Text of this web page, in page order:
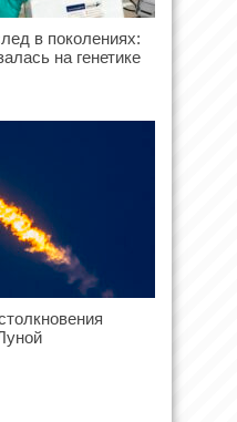
в поколениях:
на генетике